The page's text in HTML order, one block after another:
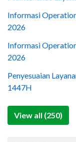
Informasi
2026
Informasi
2026
Penyesuaian
1447H
View all (250)